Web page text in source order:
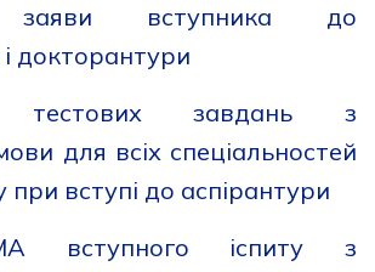
вступника до
докторантури
тестових завдань з
для всіх спеціальностей
при вступі до аспірантури
вступного іспиту з